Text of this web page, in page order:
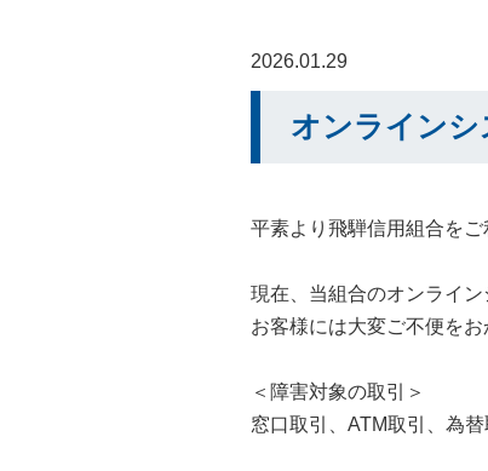
2026.01.29
オンラインシ
平素より飛騨信用組合をご
現在、当組合のオンライ
お客様には大変ご不便を
＜障害対象の取引＞
窓口取引、ATM取引、為